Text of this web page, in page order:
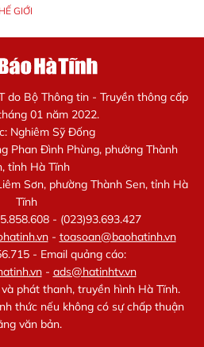
GIỚI
do Bộ Thông tin - Truyền thông cấp
01 năm 2022.
Nghiêm Sỹ Đống
Phan Đình Phùng, phường Thành
tỉnh Hà Tĩnh
Sơn, phường Thành Sen, tỉnh Hà
Tĩnh
- (023)93.693.427
- toasoan@baohatinh.vn
- Email quảng cáo:
- ads@hatinhtv.vn
phát thanh, truyền hình Hà Tĩnh.
thức nếu không có sự chấp thuận
văn bản.